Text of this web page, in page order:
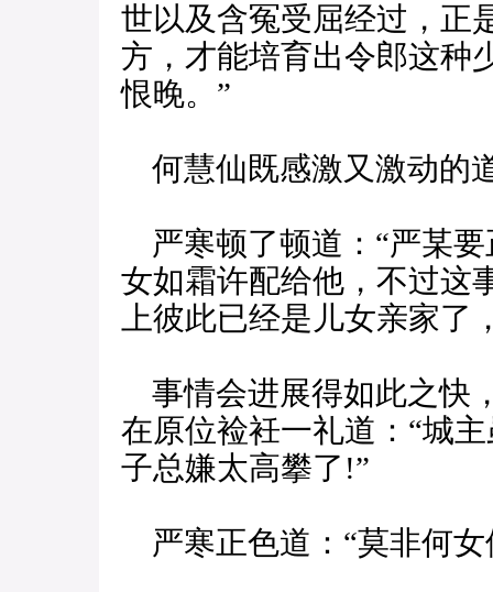
世以及含冤受屈经过，正
方，才能培育出令郎这种
恨晚。”
何慧仙既感激又激动的
严寒顿了顿道：“严某
女如霜许配给他，不过这
上彼此已经是儿女亲家
事情会进展得如此之快
在原位裣衽一礼道：“城
子总嫌太高攀了!”
严寒正色道：“莫非何女